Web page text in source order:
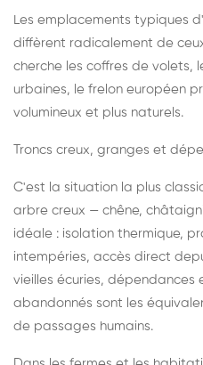
Les emplacements typiques
diffèrent radicalement de
cherche les coffres de volets,
urbaines, le frelon européen
volumineux et plus naturels.
Troncs creux, granges et
C'est la situation la plus
arbre creux — chêne,
idéale : isolation thermique,
intempéries, accès direct
vieilles écuries, dépendances
abandonnés sont les
de passages humains.